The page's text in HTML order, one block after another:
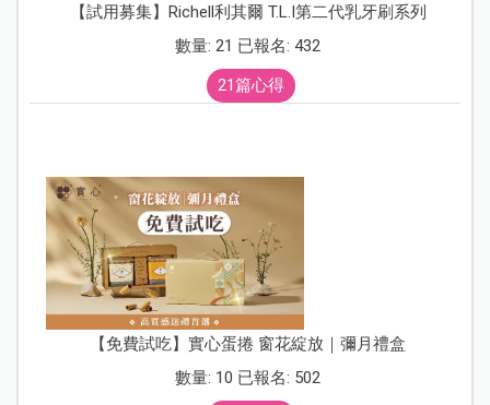
【試用募集】Richell利其爾 T.L.I第二代乳牙刷系列
數量: 21 已報名: 432
21篇心得
【免費試吃】實心蛋捲 窗花綻放｜彌月禮盒
數量: 10 已報名: 502